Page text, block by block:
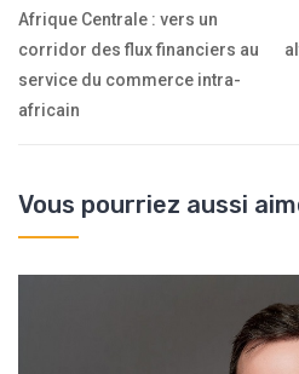
Afrique Centrale : vers un
corridor des flux financiers au
service du commerce intra-
africain
Vous pourriez aussi